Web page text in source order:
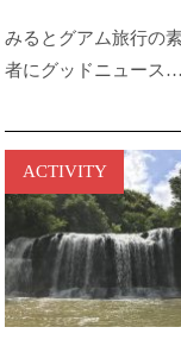
みるとグアム旅行の
者にグッドニュース…
ACTIVITY